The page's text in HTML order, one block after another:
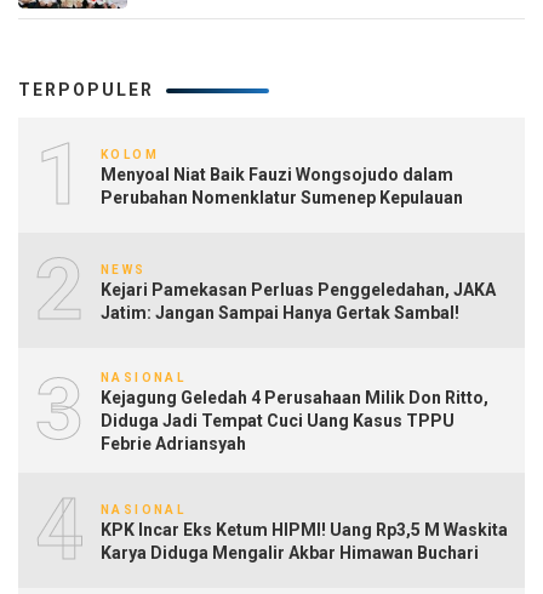
TERPOPULER
1 KOLOM
Menyoal Niat Baik Fauzi Wongsojudo dalam
Perubahan Nomenklatur Sumenep Kepulauan
2 NEWS
Kejari Pamekasan Perluas Penggeledahan, JAKA
Jatim: Jangan Sampai Hanya Gertak Sambal!
3 NASIONAL
Kejagung Geledah 4 Perusahaan Milik Don Ritto,
Diduga Jadi Tempat Cuci Uang Kasus TPPU
Febrie Adriansyah
4 NASIONAL
KPK Incar Eks Ketum HIPMI! Uang Rp3,5 M Waskita
Karya Diduga Mengalir Akbar Himawan Buchari